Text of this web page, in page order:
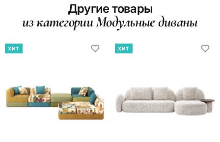
Другие товары
из категории Модульные диваны
ХИТ ХИТ